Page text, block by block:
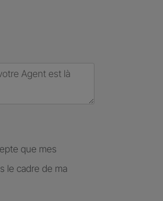
que mes
le cadre de ma